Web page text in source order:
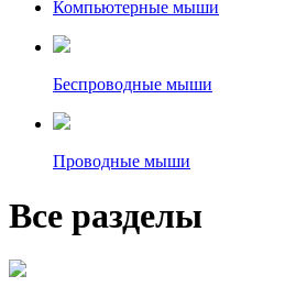
Компьютерные мыши
Беспроводные мыши
Проводные мыши
Все разделы